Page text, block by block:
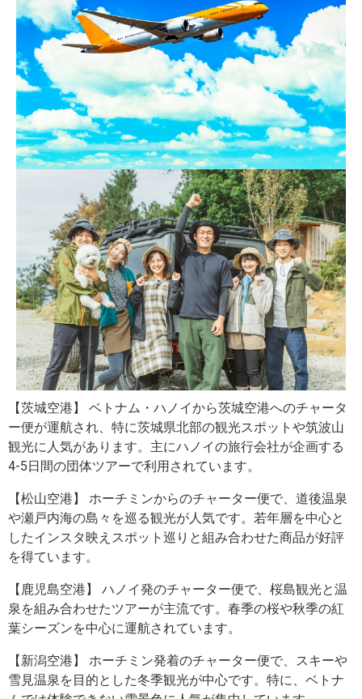
【茨城空港】 ベトナム・ハノイから茨城空港へのチャータ
ー便が運航され、特に茨城県北部の観光スポットや筑波山
観光に人気があります。主にハノイの旅行会社が企画する
4-5日間の団体ツアーで利用されています。
【松山空港】 ホーチミンからのチャーター便で、道後温泉
や瀬戸内海の島々を巡る観光が人気です。若年層を中心と
したインスタ映えスポット巡りと組み合わせた商品が好評
を得ています。
【鹿児島空港】 ハノイ発のチャーター便で、桜島観光と温
泉を組み合わせたツアーが主流です。春季の桜や秋季の紅
葉シーズンを中心に運航されています。
【新潟空港】 ホーチミン発着のチャーター便で、スキーや
雪見温泉を目的とした冬季観光が中心です。特に、ベトナ